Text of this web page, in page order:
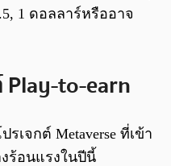
1 ดอลลาร์หรืออาจ
Play-to-earn
รเจกต์ Metaverse ที่เข้า
ร้อนแรงในปีนี้